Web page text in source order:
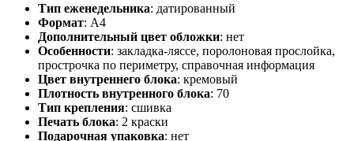
Тип еженедельника: датированный
Формат: А4
Дополнительный цвет обложки: нет
Особенности: закладка-ляссе, поролоновая прослойка,
прострочка по периметру, справочная информация
Цвет внутреннего блока: кремовый
Плотность внутренного блока: 70
Тип крепления: сшивка
Печать блока: 2 краски
Подарочная упаковка: нет